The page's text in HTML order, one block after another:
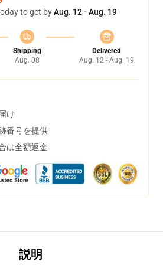
to get byAug. 12 - Aug. 19
Shipping
Aug. 08
Delivered
Aug. 12 - Aug. 19
け
番号を提供
は全額返金
説明